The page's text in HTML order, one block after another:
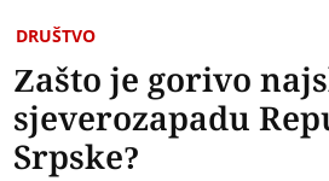
DRUŠTVO
Zašto je gorivo
sjeverozapadu
Srpske?